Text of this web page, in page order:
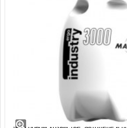
3000 (3 л)
Ручной помповый опрыскиватель